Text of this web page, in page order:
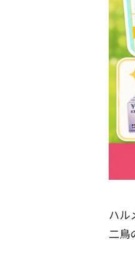
ハル
二鳥